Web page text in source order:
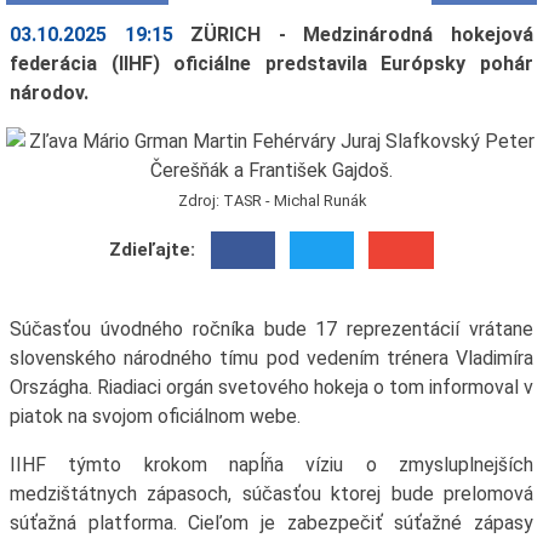
03.10.2025 19:15
ZÜRICH - Medzinárodná hokejová
federácia (IIHF) oficiálne predstavila Európsky pohár
národov.
Zdroj: TASR - Michal Runák
Zdieľajte:
Súčasťou úvodného ročníka bude 17 reprezentácií vrátane
slovenského národného tímu pod vedením trénera Vladimíra
Országha. Riadiaci orgán svetového hokeja o tom informoval v
piatok na svojom oficiálnom webe.
IIHF týmto krokom napĺňa víziu o zmysluplnejších
medzištátnych zápasoch, súčasťou ktorej bude prelomová
súťažná platforma. Cieľom je zabezpečiť súťažné zápasy